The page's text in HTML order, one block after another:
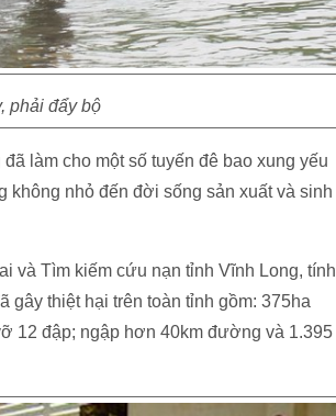
phải đẩy bộ
làm cho một số tuyến đê bao xung yếu
nhỏ đến đời sống sản xuất và sinh
và Tìm kiếm cứu nạn tỉnh Vĩnh Long, tính
gây thiệt hại trên toàn tỉnh gồm: 375ha
12 đập; ngập hơn 40km đường và 1.395